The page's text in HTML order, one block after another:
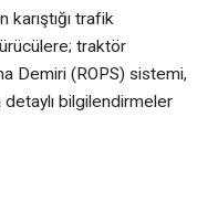
trafik
traktör
Demiri (ROPS) sistemi,
detaylı bilgilendirmeler